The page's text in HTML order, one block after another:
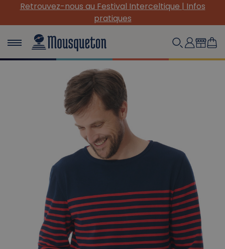
(Re) Découvrez nos INDISPENSABLES en toile !